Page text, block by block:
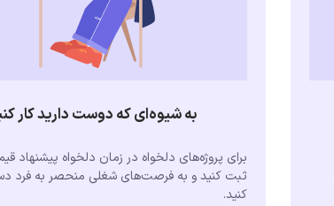
به شیوه‌ای که دوست دارید کار
برای پروژه‌های دلخواه در زمان دلخواه پیشنهاد
ثبت کنید و به فرصت‌های شغلی منحصر به فرد
کنید.